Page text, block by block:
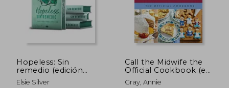
dcto. dcto.
$
Hopeless: Sin
remedio (edición
especial limitada)
Elsie Silver
Call the Midwife the
Official Cookbook (en
Inglés)
Gray, Annie